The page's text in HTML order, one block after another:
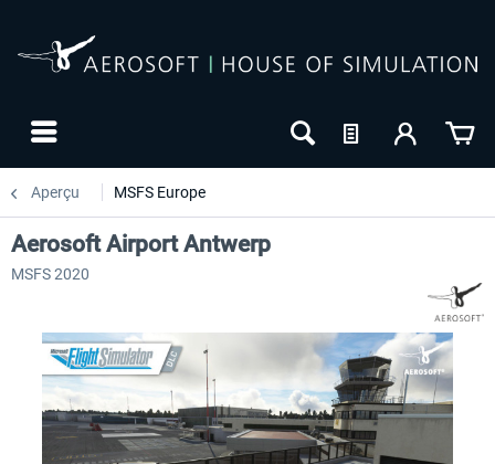
Aperçu MSFS Europe
Aerosoft Airport Antwerp
MSFS 2020